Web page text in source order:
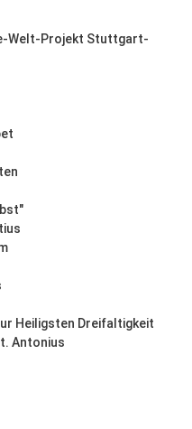
Welt-Projekt Stuttgart-
Heiligsten Dreifaltigkeit
Antonius